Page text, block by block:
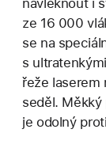
ze 16 000
se na
s
řeže laserem
seděl.
je odolný